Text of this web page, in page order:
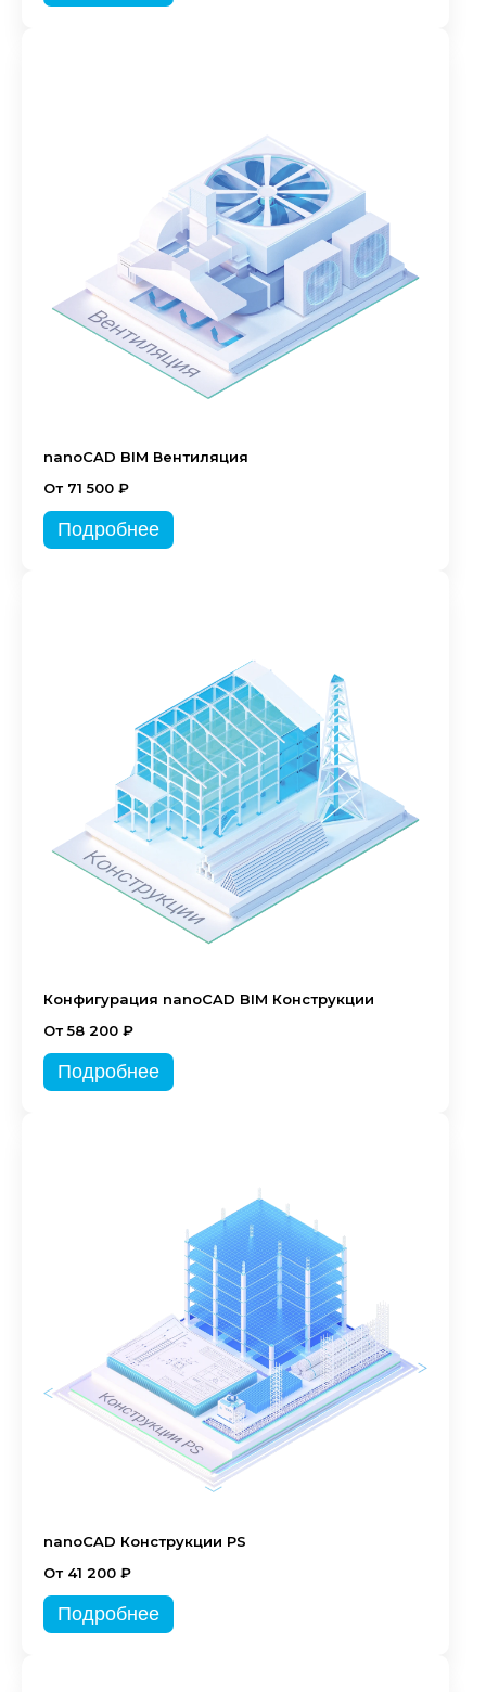
nanoCAD BIM Вентиляция
От 71 500 ₽
Подробнее
Конфигурация nanoCAD BIM Конструкции
От 58 200 ₽
Подробнее
nanoCAD Конструкции PS
От 41 200 ₽
Подробнее